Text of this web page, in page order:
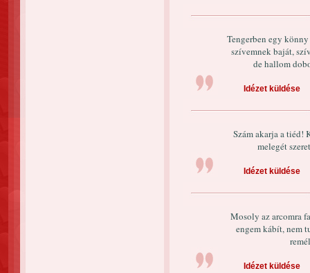
Tengerben egy
szívemnek baját,
de hallom
Idézet küldése
Szám akarja a tiéd!
melegét
Idézet küldése
Mosoly az arcomra
engem kábít, nem
Idézet küldése